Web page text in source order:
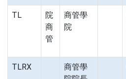
TL
院
商
管
商管學
院
TLRX
商管學